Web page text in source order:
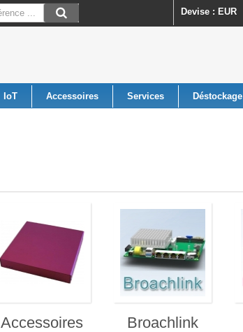
Devise : EUR
IoT Accessoires Services Déstockage
Accessoires Broachlink